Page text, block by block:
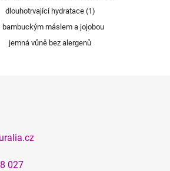
dlouhotrvající hydratace (1)
bambuckým máslem a jojobou
jemná vůně bez alergenů
027